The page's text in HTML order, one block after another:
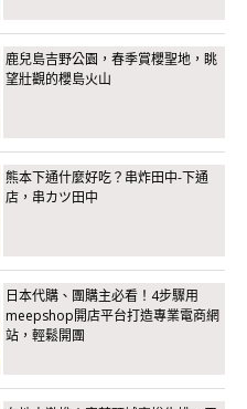
鹿兒島吉野公園，春季賞櫻聖地，眺
望壯觀的櫻島火山
熊本下通什麼好吃？串炸田中-下通
店，串カツ田中
日本代購、團購主必看！4步驟用
meepshop開店平台打造專業電商網
站，輕鬆開團